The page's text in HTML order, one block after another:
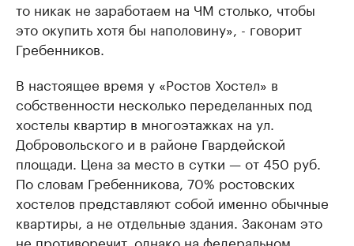
то никак не заработаем на ЧМ столько, чтобы
это окупить хотя бы наполовину», - говорит
Гребенников.
В настоящее время у «Ростов Хостел» в
собственности несколько переделанных под
хостелы квартир в многоэтажках на ул.
Добровольского и в районе Гвардейской
площади. Цена за место в сутки — от 450 руб.
По словам Гребенникова, 70% ростовских
хостелов представляют собой именно обычные
квартиры, а не отдельные здания. Законам это
не противоречит, однако на федеральном